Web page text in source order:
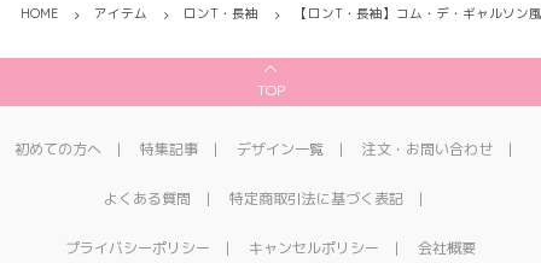
HOME アイテム ロンT・長袖 【ロンT・長袖】コム・デ・ギャルソン
TOP
初めての方へ 特集記事 デザイン一覧 注文・お問い合わせ
よくある質問 特定商取引法に基づく表記
プライバシーポリシー キャンセルポリシー 会社概要